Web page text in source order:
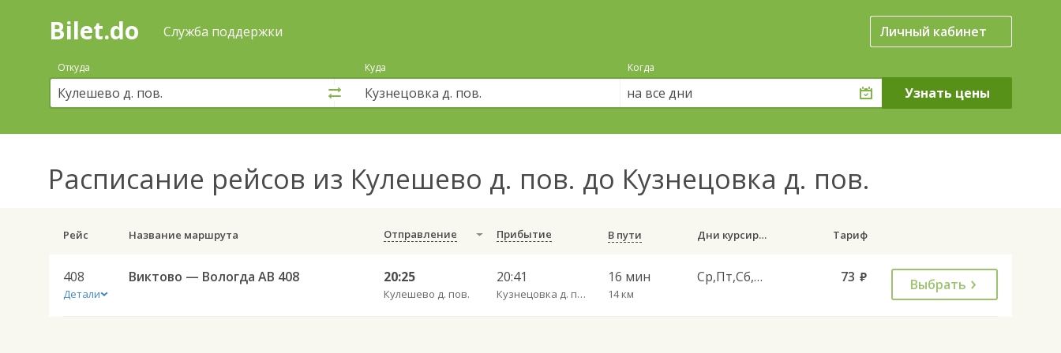
Поиск
покупка
билетов
автобус
онлайн
Bilet.do Служба поддержки Личный кабинет
Откуда Куда Когда
на все дни
Расписание рейсов из Кулешево д. пов. до Кузнецовка д. пов.
Рейс Название маршрута Отправление Прибытие В пути Дни курсирования Тариф
408
Детали
Виктово — Вологда АВ 408 20:25
Кулешево д. пов.
20:41
Кузнецовка д. пов.
16 мин
14 км
Ср,Пт,Сб,Вс 73 руб. Выбрать